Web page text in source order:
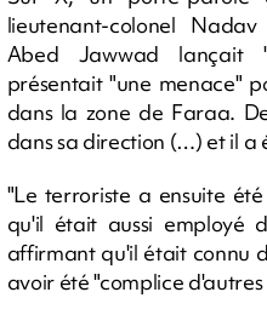
lieutenant-colonel
Abed Jawwad lançait
présentait "une menace"
dans la zone de Faraa.
dans sa direction (…) et il a
"Le terroriste a ensuite
qu'il était aussi employé
affirmant qu'il était connu
avoir été "complice